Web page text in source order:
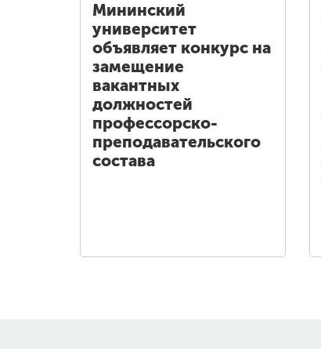
Мининский
университет
объявляет конкурс на
замещение
вакантных
должностей
профессорско-
преподавательского
состава